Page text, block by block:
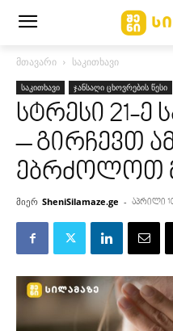
მთავარი საკითხავი
საკითხავი ჯანსაღი ცხოვრების წესი
სტრესი 21-ე
– გირჩევთ
ებრძოლოთ
მიერ SheniSilamaze.ge - აპრილი